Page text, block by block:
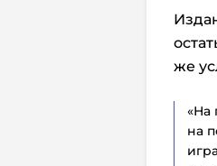
же
«На
на